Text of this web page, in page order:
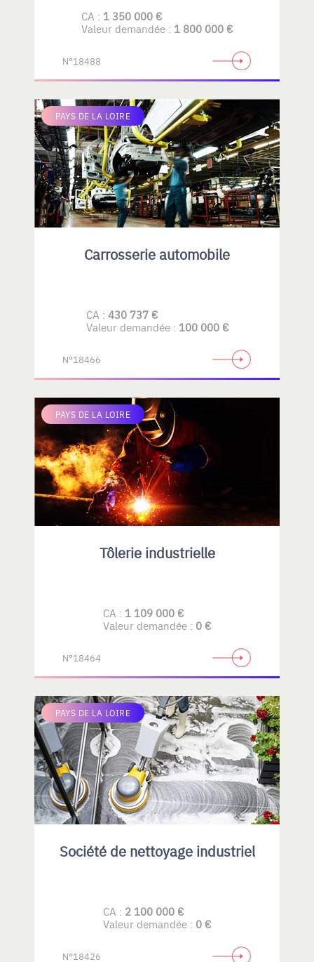
CA : 1 350 000 €
Valeur demandée : 1 800 000 €
N°18488
PAYS DE LA LOIRE
Carrosserie automobile
CA : 430 737 €
Valeur demandée : 100 000 €
N°18466
PAYS DE LA LOIRE
Tôlerie industrielle
CA : 1 109 000 €
Valeur demandée : 0 €
N°18464
PAYS DE LA LOIRE
Société de nettoyage industriel
CA : 2 100 000 €
Valeur demandée : 0 €
N°18426